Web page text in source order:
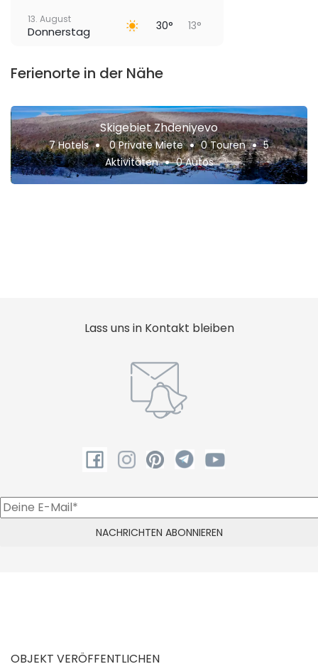
13. August
Donnerstag 30° 13°
Ferienorte in der Nähe
Skigebiet Zhdeniyevo
7 Hotels 0 Private Miete 0 Touren
5
Aktivitäten
0 Autos
Lass uns in Kontakt bleiben
OBJEKT VERÖFFENTLICHEN